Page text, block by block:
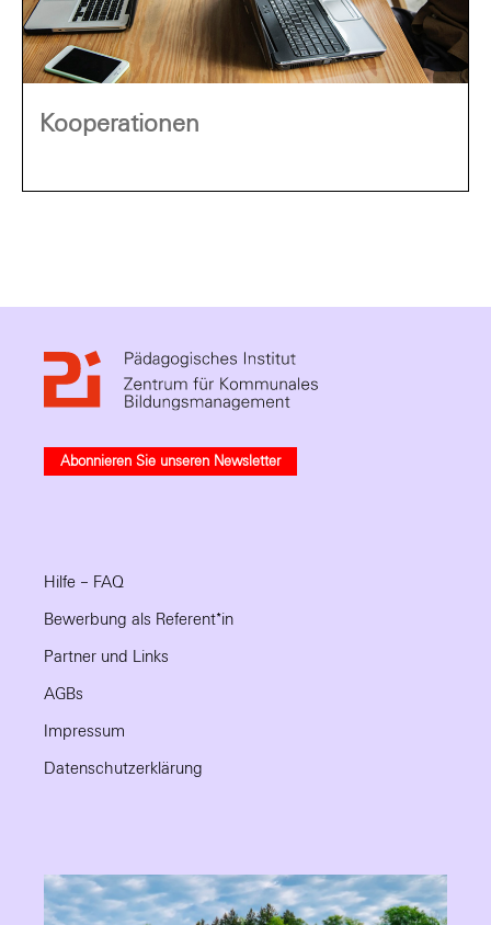
Kooperationen
Abonnieren Sie unseren Newsletter
Hilfe – FAQ
Bewerbung als Referent*in
Partner und Links
AGBs
Impressum
Datenschutzerklärung